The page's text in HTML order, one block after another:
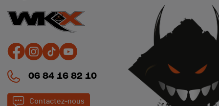
06 84 16 82 10
Contactez-nous